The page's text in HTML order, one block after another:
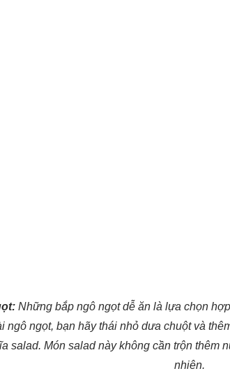
Những bắp ngô ngọt dễ ăn là lựa chọn
ngô ngọt, bạn hãy thái nhỏ dưa chuột và
salad. Món salad này không cần trộn thêm
nhiên.